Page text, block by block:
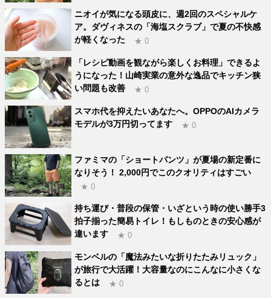
ニオイが気になる頭皮に、週2回のスペシャルケ
ア。ダヴィネスの「海塩スクラブ」で夏の不快感
が軽くなった
★ 0
「レシピ動画を観ながら楽しくお料理」できるよ
うになった！山崎実業の意外な逸品でキッチン狭
い問題も改善
★ 0
スマホ代を抑えたいあなたへ。OPPOのAIカメラ
モデルが3万円切ってます
★ 0
ファミマの「ショートパンツ」が夏場の新定番に
なりそう！ 2,000円でこのクオリティはすごい
★ 0
持ち運び・普段の保管・いざという時の使い勝手3
拍子揃った簡易トイレ！もしものときの安心感が
違います
★ 0
モンベルの「魔法みたいな折りたたみリュック」
が旅行で大活躍！大容量なのにこんなに小さくな
るとは
★ 0